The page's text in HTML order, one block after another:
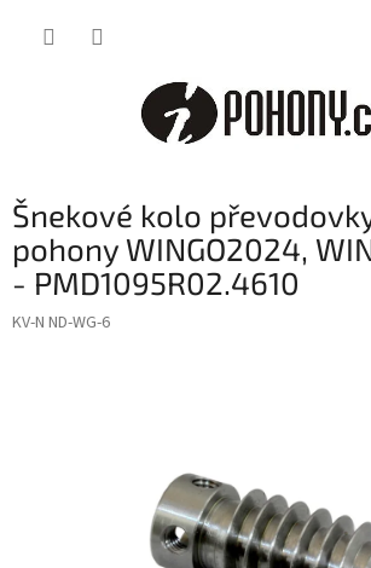
Šnekové kolo
pohony WINGO2024,
- PMD1095R02.4610
KV-N ND-WG-6